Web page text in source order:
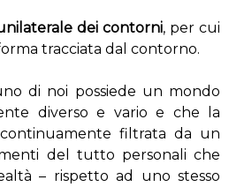
dei contorni, per cui
tracciata dal contorno.
di noi possiede un mondo
diverso e vario e che la
filtrata da un
del tutto personali che
– rispetto ad uno stesso